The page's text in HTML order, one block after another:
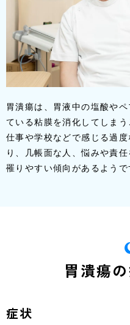
胃潰瘍は、胃液中の塩酸や
ている粘膜を消化してしまう
仕事や学校などで感じる過
り、几帳面な人、悩みや責
罹りやすい傾向があるようで
胃潰瘍
症状